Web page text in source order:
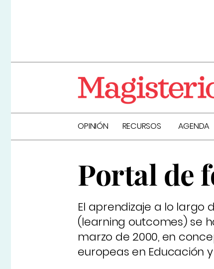
OPINIÓN RECURSOS AGENDA
Portal de
El aprendizaje a lo largo
(learning outcomes) se
marzo de 2000, en
europeas en Educación